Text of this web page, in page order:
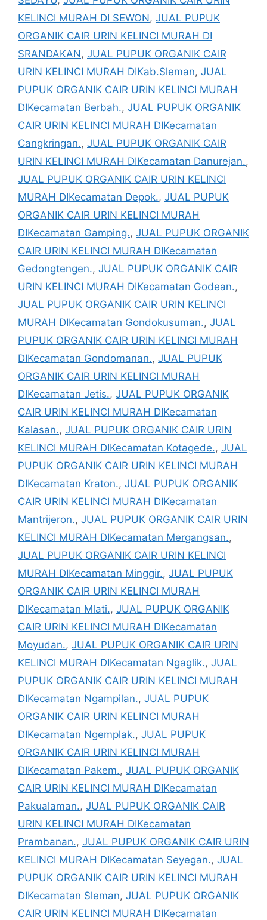
KELINCI MURAH DI SEWON, JUAL PUPUK
ORGANIK CAIR URIN KELINCI MURAH DI
SRANDAKAN, JUAL PUPUK ORGANIK CAIR
URIN KELINCI MURAH DIKab.Sleman, JUAL
PUPUK ORGANIK CAIR URIN KELINCI MURAH
DIKecamatan Berbah., JUAL PUPUK ORGANIK
CAIR URIN KELINCI MURAH DIKecamatan
Cangkringan., JUAL PUPUK ORGANIK CAIR
URIN KELINCI MURAH DIKecamatan Danurejan.,
JUAL PUPUK ORGANIK CAIR URIN KELINCI
MURAH DIKecamatan Depok., JUAL PUPUK
ORGANIK CAIR URIN KELINCI MURAH
DIKecamatan Gamping., JUAL PUPUK ORGANIK
CAIR URIN KELINCI MURAH DIKecamatan
Gedongtengen., JUAL PUPUK ORGANIK CAIR
URIN KELINCI MURAH DIKecamatan Godean.,
JUAL PUPUK ORGANIK CAIR URIN KELINCI
MURAH DIKecamatan Gondokusuman., JUAL
PUPUK ORGANIK CAIR URIN KELINCI MURAH
DIKecamatan Gondomanan., JUAL PUPUK
ORGANIK CAIR URIN KELINCI MURAH
DIKecamatan Jetis., JUAL PUPUK ORGANIK
CAIR URIN KELINCI MURAH DIKecamatan
Kalasan., JUAL PUPUK ORGANIK CAIR URIN
KELINCI MURAH DIKecamatan Kotagede., JUAL
PUPUK ORGANIK CAIR URIN KELINCI MURAH
DIKecamatan Kraton., JUAL PUPUK ORGANIK
CAIR URIN KELINCI MURAH DIKecamatan
Mantrijeron., JUAL PUPUK ORGANIK CAIR URIN
KELINCI MURAH DIKecamatan Mergangsan.,
JUAL PUPUK ORGANIK CAIR URIN KELINCI
MURAH DIKecamatan Minggir., JUAL PUPUK
ORGANIK CAIR URIN KELINCI MURAH
DIKecamatan Mlati., JUAL PUPUK ORGANIK
CAIR URIN KELINCI MURAH DIKecamatan
Moyudan., JUAL PUPUK ORGANIK CAIR URIN
KELINCI MURAH DIKecamatan Ngaglik., JUAL
PUPUK ORGANIK CAIR URIN KELINCI MURAH
DIKecamatan Ngampilan., JUAL PUPUK
ORGANIK CAIR URIN KELINCI MURAH
DIKecamatan Ngemplak., JUAL PUPUK
ORGANIK CAIR URIN KELINCI MURAH
DIKecamatan Pakem., JUAL PUPUK ORGANIK
CAIR URIN KELINCI MURAH DIKecamatan
Pakualaman., JUAL PUPUK ORGANIK CAIR
URIN KELINCI MURAH DIKecamatan
Prambanan., JUAL PUPUK ORGANIK CAIR URIN
KELINCI MURAH DIKecamatan Seyegan., JUAL
PUPUK ORGANIK CAIR URIN KELINCI MURAH
DIKecamatan Sleman, JUAL PUPUK ORGANIK
CAIR URIN KELINCI MURAH DIKecamatan